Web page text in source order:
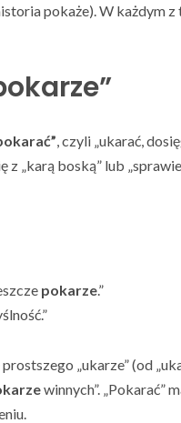
pokaże). W każdym
, czyli „ukarać,
„karą boską” lub
pokarze.”
„ukarze” (od
winnych”. „Pokarać”